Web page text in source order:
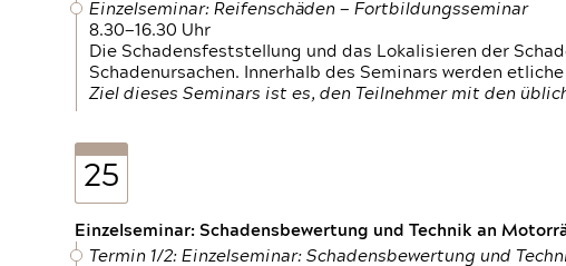
Einzelseminar: Reifenschäden — Fortbildungsseminar
8.30—16.30 Uhr
Die Schadensfeststellung und das Lokalisieren der
Schadenursachen. Innerhalb des Seminars werden
Ziel dieses Seminars ist es, den Teilnehmer mit den
25
Einzelseminar: Schadensbewertung und Technik an
Termin 1/2: Einzelseminar: Schadensbewertung und